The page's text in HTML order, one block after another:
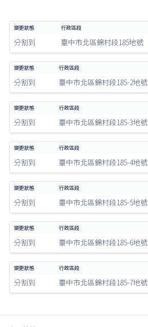
分割到 臺中市北區錦村段185地號
分割到 臺中市北區錦村段185-2地號
分割到 臺中市北區錦村段185-3地號
分割到 臺中市北區錦村段185-4地號
分割到 臺中市北區錦村段185-5地號
分割到 臺中市北區錦村段185-6地號
分割到 臺中市北區錦村段185-7地號